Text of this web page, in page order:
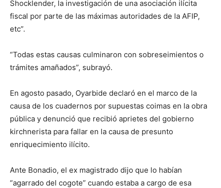
Shocklender, la investigación de una asociación ilícita
fiscal por parte de las máximas autoridades de la AFIP,
etc”.
“Todas estas causas culminaron con sobreseimientos o
trámites amañados”, subrayó.
En agosto pasado, Oyarbide declaró en el marco de la
causa de los cuadernos por supuestas coimas en la obra
pública y denunció que recibió aprietes del gobierno
kirchnerista para fallar en la causa de presunto
enriquecimiento ilícito.
Ante Bonadio, el ex magistrado dijo que lo habían
“agarrado del cogote” cuando estaba a cargo de esa